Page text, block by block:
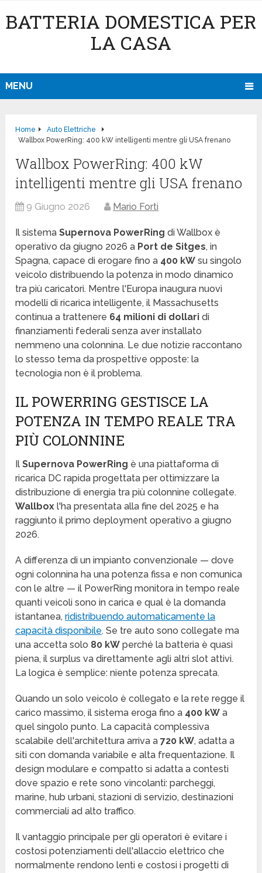
BATTERIA DOMESTICA PER
LA CASA
MENU
Home
Auto Elettriche
Wallbox PowerRing: 400 kW intelligenti mentre gli USA frenano
Wallbox PowerRing: 400 kW
intelligenti mentre gli USA frenano
9 Giugno 2026 Mario Forti
Il sistemaSupernova PowerRing di Wallbox è
operativo da giugno 2026 a Port de Sitges, in
Spagna, capace di erogare fino a 400 kW su singolo
veicolo distribuendo la potenza in modo dinamico
tra più caricatori. Mentre l'Europa inaugura nuovi
modelli di ricarica intelligente, il Massachusetts
continua a trattenere 64 milioni di dollari di
finanziamenti federali senza aver installato
nemmeno una colonnina. Le due notizie raccontano
lo stesso tema da prospettive opposte: la
tecnologia non è il problema.
IL POWERRING GESTISCE LA
POTENZA IN TEMPO REALE TRA
PIÙ COLONNINE
IlSupernova PowerRing è una piattaforma di
ricarica DC rapida progettata per ottimizzare la
distribuzione di energia tra più colonnine collegate.
Wallbox l'ha presentata alla fine del 2025 e ha
raggiunto il primo deployment operativo a giugno
2026.
A differenza di un impianto convenzionale — dove
ogni colonnina ha una potenza fissa e non comunica
con le altre — il PowerRing monitora in tempo reale
quanti veicoli sono in carica e qual è la domanda
istantanea,ridistribuendo automaticamente la
capacità disponibile. Se tre auto sono collegate ma
una accetta solo 80 kW perché la batteria è quasi
piena, il surplus va direttamente agli altri slot attivi.
La logica è semplice: niente potenza sprecata.
Quando un solo veicolo è collegato e la rete regge il
carico massimo, il sistema eroga fino a 400 kW a
quel singolo punto. La capacità complessiva
scalabile dell'architettura arriva a720 kW, adatta a
siti con domanda variabile e alta frequentazione. Il
design modulare e compatto si adatta a contesti
dove spazio e rete sono vincolanti: parcheggi,
marine, hub urbani, stazioni di servizio, destinazioni
commerciali ad alto traffico.
Il vantaggio principale per gli operatori è evitare i
costosi potenziamenti dell'allaccio elettrico che
normalmente rendono lenti e costosi i progetti di